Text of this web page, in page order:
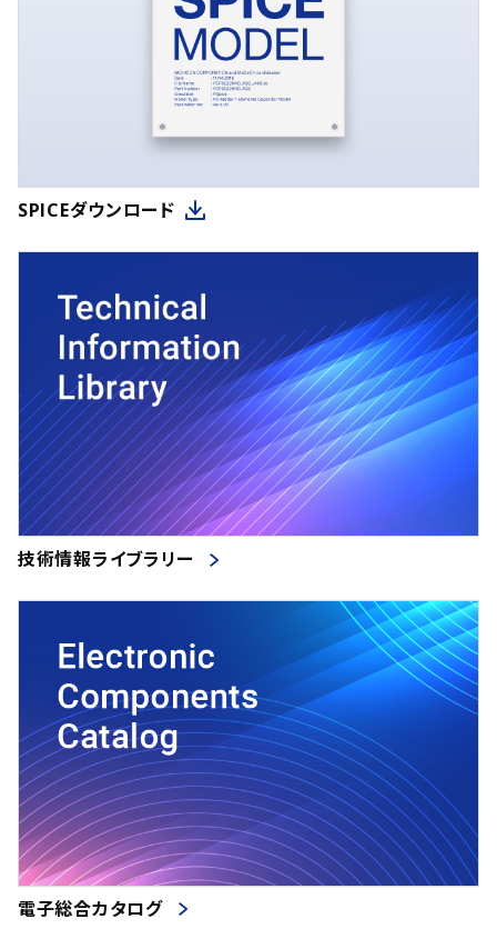
SPICEダウンロード
技術情報ライブラリー
電子総合カタログ